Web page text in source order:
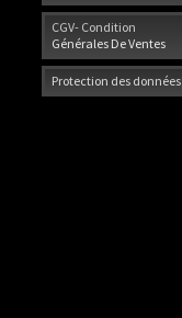
CGV- Condition
Générales De Ventes
Protection des données